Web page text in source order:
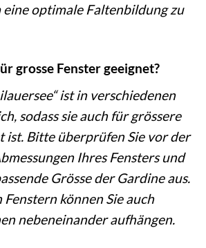
optimale Faltenbildung zu
grosse Fenster geeignet?
ist in verschiedenen
sodass sie auch für grössere
ist. Bitte überprüfen Sie vor der
Ihres Fensters und
Grösse der Gardine aus.
Fenstern können Sie auch
nebeneinander aufhängen.